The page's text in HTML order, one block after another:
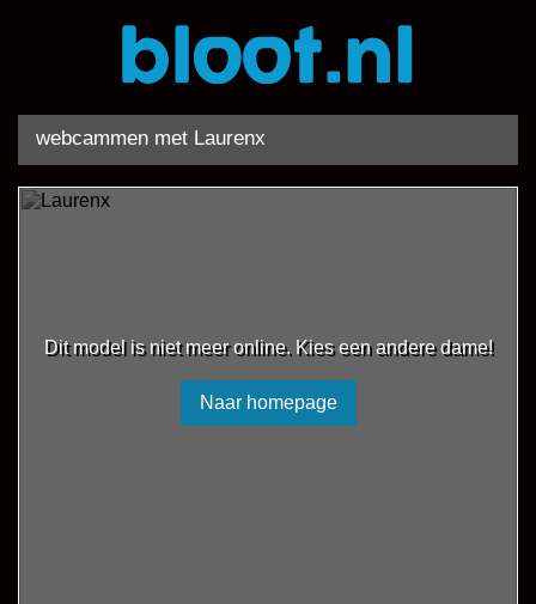
webcammen met Laurenx
Dit model is niet meer online. Kies een andere dame!
Naar homepage